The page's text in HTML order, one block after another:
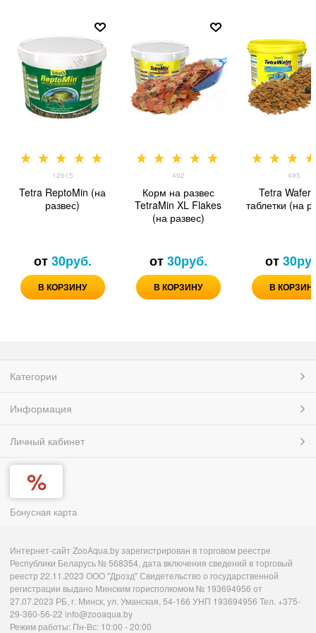
12615
Tetra ReptoMin (на
развес)
от 30руб.
В КОРЗИНУ
492
Корм на развес
TetraMin XL Flakes
(на развес)
от 30руб.
В КОРЗИНУ
495
Tetra Wafer
таблетки (на
от 30
В
Категории
Информация
Личный кабинет
Бонусная карта
Интернет-сайт ZooAqua.by зарегистрирован в торговом реестре
Республики Беларусь № 568354, дата включения сведений в торговый
реестр 22.11.2023 ООО "Дрозд" Свидетельство о государственной
регистрации выдано Минским горисполкомом № 193694956 от
27.07.2023 РБ, г. Минск, ул. Уманская, 54-166 УНП 193694956 Тел. +375-
29-360-56-22 info@zooaqua.by
Режим работы: Пн-Вс: 10:00 - 20:00